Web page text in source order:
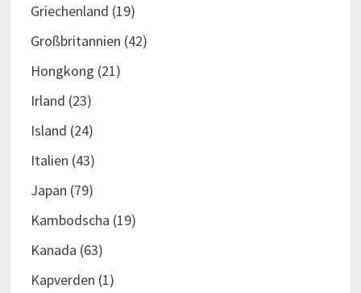
Griechenland (19)
Großbritannien (42)
Hongkong (21)
Irland (23)
Island (24)
Italien (43)
Japan (79)
Kambodscha (19)
Kanada (63)
Kapverden (1)